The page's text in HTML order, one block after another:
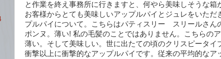
と作業を終え事務所に行きますと、何やら美味しそうな箱
お客様からとても美味しいアップルパイとジュレをいただ
プルパイについて。こちらはパティスリー スリールさん
ポンヌ。薄い! 私の毛髪のことではありません。こちらの
薄い。そして美味しい。世に出たての頃のクリスピータイ
衝撃以上に衝撃的なアップルパイです。従来の平均的なア